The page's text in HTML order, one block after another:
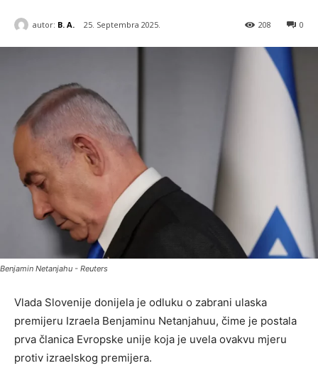
autor: B. A. 25. Septembra 2025. 0
208
Benjamin Netanjahu - Reuters
Vlada Slovenije donijela je odluku o zabrani ulaska
premijeru Izraela Benjaminu Netanjahuu, čime je postala
prva članica Evropske unije koja je uvela ovakvu mjeru
protiv izraelskog premijera.